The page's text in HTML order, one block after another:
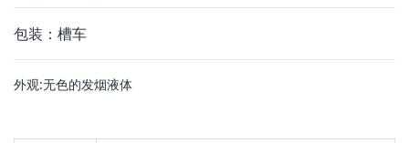
包装：槽车
外观:无色的发烟液体